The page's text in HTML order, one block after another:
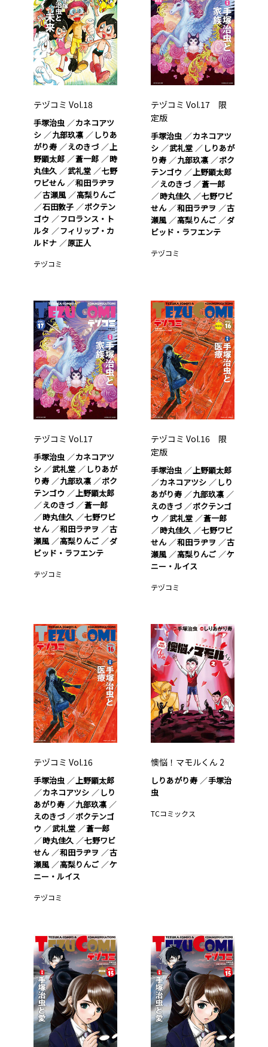
テヅコミ Vol.18
手塚治虫
カネコアツ
シ
九部玖凛
しりあ
がり寿
えのきづ
上
野顕太郎
蒼一郎
時
丸佳久
武礼堂
七野
ワビせん
和田ラヂヲ
古瀬風
高梨りんご
石田敦子
ボクテン
ゴウ
フロランス・ト
ルタ
フィリップ・カ
ルドナ
原正人
テヅコミ
テヅコミ Vol.17 限
定版
手塚治虫
カネコアツ
シ
武礼堂
しりあが
り寿
九部玖凛
ボク
テンゴウ
上野顕太郎
えのきづ
蒼一郎
時丸佳久
七野ワビ
せん
和田ラヂヲ
古
瀬風
高梨りんご
ダ
ビッド・ラフエンテ
テヅコミ
テヅコミ Vol.17
手塚治虫
カネコアツ
シ
武礼堂
しりあが
り寿
九部玖凛
ボク
テンゴウ
上野顕太郎
えのきづ
蒼一郎
時丸佳久
七野ワビ
せん
和田ラヂヲ
古
瀬風
高梨りんご
ダ
ビッド・ラフエンテ
テヅコミ
テヅコミ Vol.16 限
定版
手塚治虫
上野顕太郎
カネコアツシ
しり
あがり寿
九部玖凛
えのきづ
ボクテンゴ
ウ
武礼堂
蒼一郎
時丸佳久
七野ワビ
せん
和田ラヂヲ
古
瀬風
高梨りんご
ケ
ニー・ルイス
テヅコミ
テヅコミ Vol.16
手塚治虫
上野顕太郎
カネコアツシ
しり
あがり寿
九部玖凛
えのきづ
ボクテンゴ
ウ
武礼堂
蒼一郎
時丸佳久
七野ワビ
せん
和田ラヂヲ
古
瀬風
高梨りんご
ケ
ニー・ルイス
テヅコミ
懊悩！マモルくん 2
しりあがり寿
手塚治
虫
TCコミックス